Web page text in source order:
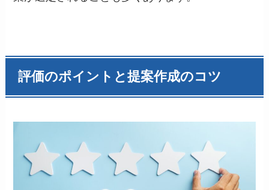
評価のポイントと提案作成のコツ